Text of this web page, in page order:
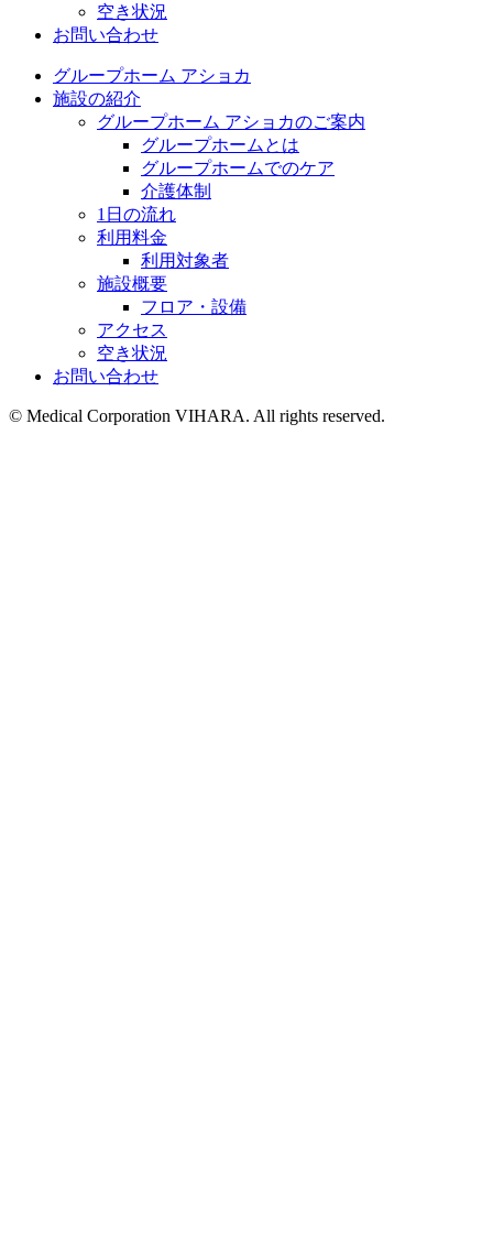
空き状況
お問い合わせ
グループホーム アショカ
施設の紹介
グループホーム アショカのご案内
グループホームとは
グループホームでのケア
介護体制
1日の流れ
利用料金
利用対象者
施設概要
フロア・設備
アクセス
空き状況
お問い合わせ
©︎ Medical Corporation VIHARA. All rights reserved.